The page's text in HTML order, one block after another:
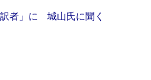
訳者」に 城山氏に聞く